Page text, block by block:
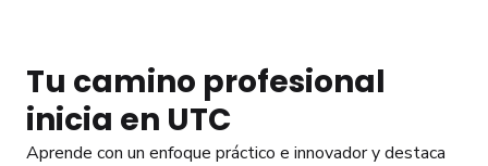
Tu camino profesional
inicia en UTC
Aprende con un enfoque práctico e innovador y destaca